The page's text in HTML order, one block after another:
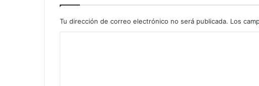
Tu dirección de correo electrónico no será publicada. Los